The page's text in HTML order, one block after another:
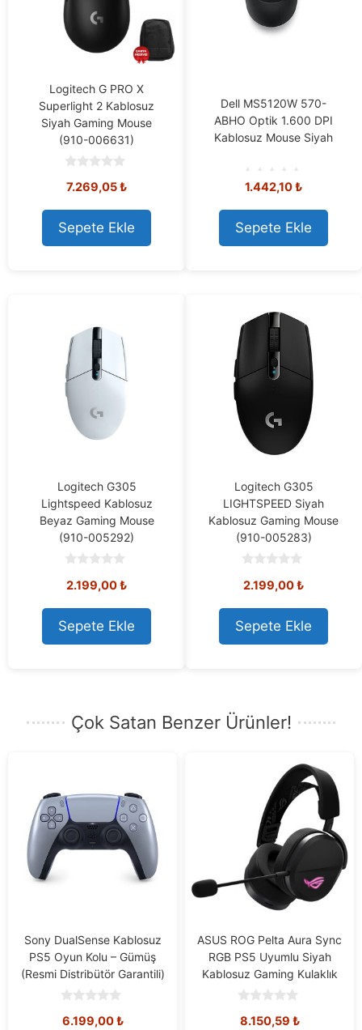
Logitech G PRO X
Superlight 2 Kablosuz
Siyah Gaming Mouse
(910-006631)
o
t
o
f
5
Orijinal
7.778,73 ₺.
7.269,05₺Mevcut
Sepete Ekle
Dell MS5120W 570-
ABHO Optik 1.600 DPI
Kablosuz Mouse Siyah
0
u
t
o
f
1.442,10₺
Sepete Ekle
Logitech G305
Lightspeed Kablosuz
Beyaz Gaming Mouse
(910-005292)
o
t
o
f
5
2.199,00₺
Sepete Ekle
Logitech G305
LIGHTSPEED Siyah
Kablosuz Gaming Mouse
(910-005283)
o
t
o
f
5
2.199,00₺
Sepete Ekle
Çok Satan Benzer Ürünler!
Sony DualSense Kablosuz
PS5 Oyun Kolu – Gümüş
(Resmi Distribütör Garantili)
o
6.199,00₺
ASUS ROG Pelta Aura Sync
RGB PS5 Uyumlu Siyah
Kablosuz Gaming Kulaklık
o
8.150,59 ₺